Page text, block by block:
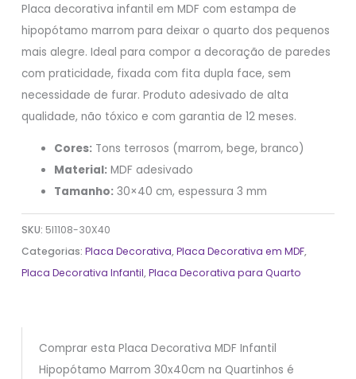
Placa decorativa infantil em MDF com estampa de
hipopótamo marrom para deixar o quarto dos pequenos
mais alegre. Ideal para compor a decoração de paredes
com praticidade, fixada com fita dupla face, sem
necessidade de furar. Produto adesivado de alta
qualidade, não tóxico e com garantia de 12 meses.
Cores: Tons terrosos (marrom, bege, branco)
Material: MDF adesivado
Tamanho: 30×40 cm, espessura 3 mm
SKU: 5I1108-30X40
Categorias:Placa Decorativa,Placa Decorativa em MDF,
Placa Decorativa Infantil,Placa Decorativa para Quarto
Comprar esta Placa Decorativa MDF Infantil
Hipopótamo Marrom 30x40cm na Quartinhos é